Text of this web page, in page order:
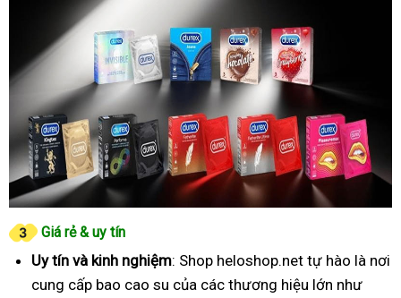
Giá rẻ & uy tín
Uy tín và kinh nghiệm: Shop heloshop.net tự hào là nơi
cung cấp bao cao su của các thương hiệu lớn như